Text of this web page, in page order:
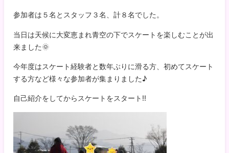
参加者は５名とスタッフ３名、計８名でした。
当日は天候に大変恵まれ青空の下でスケートを楽しむことが出
来ました🌞
今年度はスケート経験者と数年ぶりに滑る方、初めてスケート
する方など様々な参加者が集まりました♪
自己紹介をしてからスケートをスタート‼